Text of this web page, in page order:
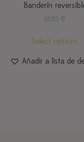
Banderín
18,95 €
Select options
Añadir a lista de